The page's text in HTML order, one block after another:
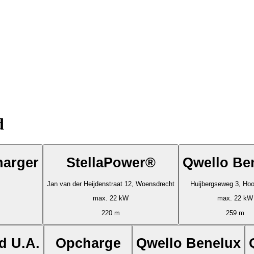
StellaPower®
Jan van der Heijdenstraat 12, Woensdrecht
max. 22 kW
220 m
Qwello
Huijbergseweg 3,
max. 22 kW
259 m
U.A. Opcharge Qwello Benelux